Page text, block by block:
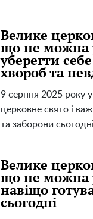
Велике
що не можна
уберегти
хвороб та
9 серпня 2025 року
церковне свято і
та заборони
Велике
що не можна
навіщо
сьогодні